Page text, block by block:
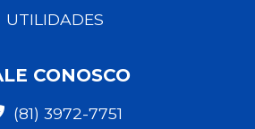
UTILIDADES
CONOSCO
(81) 3972-7751